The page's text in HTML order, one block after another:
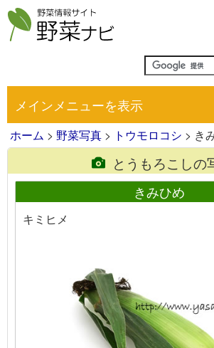
メインメニューを表示
ホーム > 野菜写真 > トウモロコシ > き
とうもろこしの
きみひめ
キミヒメ